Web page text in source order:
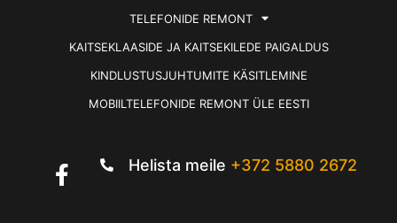
TELEFONIDE REMONT
KAITSEKLAASIDE JA KAITSEKILEDE PAIGALDUS
KINDLUSTUSJUHTUMITE KÄSITLEMINE
MOBIILTELEFONIDE REMONT ÜLE EESTI
Helista meile +372 5880 2672